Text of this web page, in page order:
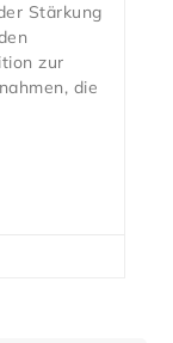
Stärkung
zur
die